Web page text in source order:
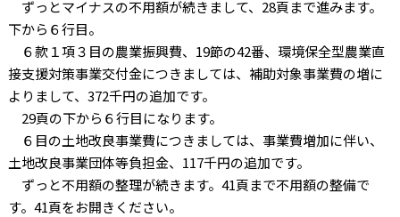
ずっとマイナスの不用額が続きまして、28頁まで進みます。
下から６行目。
６款１項３目の農業振興費、19節の42番、環境保全型農業直
接支援対策事業交付金につきましては、補助対象事業費の増に
よりまして、372千円の追加です。
29頁の下から６行目になります。
６目の土地改良事業費につきましては、事業費増加に伴い、
土地改良事業団体等負担金、117千円の追加です。
ずっと不用額の整理が続きます。41頁まで不用額の整備で
す。41頁をお開きください。